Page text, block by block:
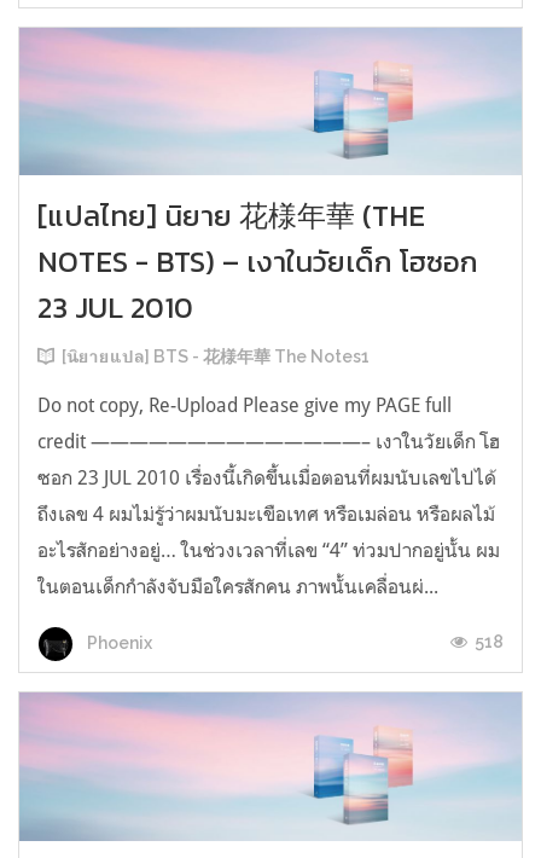
[แปลไทย] นิยาย 花様年華 (THE
NOTES - BTS) – เงาในวัยเด็ก โฮซอก
23 JUL 2010
[นิยายแปล] BTS - 花様年華 The Notes1
Do not copy, Re-Upload Please give my PAGE full
credit ——————————————– เงาในวัยเด็ก โฮ
ซอก 23 JUL 2010 เรื่องนี้เกิดขึ้นเมื่อตอนที่ผมนับเลขไปได้
ถึงเลข 4 ผมไม่รู้ว่าผมนับมะเขือเทศ หรือเมล่อน หรือผลไม้
อะไรสักอย่างอยู่… ในช่วงเวลาที่เลข “4” ท่วมปากอยู่นั้น ผม
ในตอนเด็กกำลังจับมือใครสักคน ภาพนั้นเคลื่อนผ่...
Phoenix 518